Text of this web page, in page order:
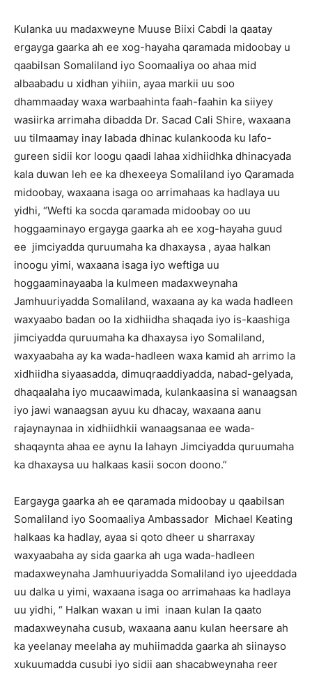
Kulanka uu madaxweyne Muuse Biixi Cabdi la qaatay
ergayga gaarka ah ee xog-hayaha qaramada midoobay u
qaabilsan Somaliland iyo Soomaaliya oo ahaa mid
albaabadu u xidhan yihiin, ayaa markii uu soo
dhammaaday waxa warbaahinta faah-faahin ka siiyey
wasiirka arrimaha dibadda Dr. Sacad Cali Shire, waxaana
uu tilmaamay inay labada dhinac kulankooda ku lafo-
gureen sidii kor loogu qaadi lahaa xidhiidhka dhinacyada
kala duwan leh ee ka dhexeeya Somaliland iyo Qaramada
midoobay, waxaana isaga oo arrimahaas ka hadlaya uu
yidhi, “Wefti ka socda qaramada midoobay oo uu
hoggaaminayo ergayga gaarka ah ee xog-hayaha guud
ee jimciyadda quruumaha ka dhaxaysa , ayaa halkan
inoogu yimi, waxaana isaga iyo weftiga uu
hoggaaminayaaba la kulmeen madaxweynaha
Jamhuuriyadda Somaliland, waxaana ay ka wada hadleen
waxyaabo badan oo la xidhiidha shaqada iyo is-kaashiga
jimciyadda quruumaha ka dhaxaysa iyo Somaliland,
waxyaabaha ay ka wada-hadleen waxa kamid ah arrimo la
xidhiidha siyaasadda, dimuqraaddiyadda, nabad-gelyada,
dhaqaalaha iyo mucaawimada, kulankaasina si wanaagsan
iyo jawi wanaagsan ayuu ku dhacay, waxaana aanu
rajaynaynaa in xidhiidhkii wanaagsanaa ee wada-
shaqaynta ahaa ee aynu la lahayn Jimciyadda quruumaha
ka dhaxaysa uu halkaas kasii socon doono.”
Eargayga gaarka ah ee qaramada midoobay u qaabilsan
Somaliland iyo Soomaaliya Ambassador Michael Keating
halkaas ka hadlay, ayaa si qoto dheer u sharraxay
waxyaabaha ay sida gaarka ah uga wada-hadleen
madaxweynaha Jamhuuriyadda Somaliland iyo ujeeddada
uu dalka u yimi, waxaana isaga oo arrimahaas ka hadlaya
uu yidhi, “ Halkan waxan u imi inaan kulan la qaato
madaxweynaha cusub, waxaana aanu kulan heersare ah
ka yeelanay meelaha ay muhiimadda gaarka ah siinayso
xukuumadda cusubi iyo sidii aan shacabweynaha reer